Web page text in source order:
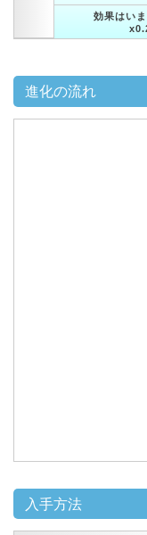
効果はい
進化の流れ
入手方法